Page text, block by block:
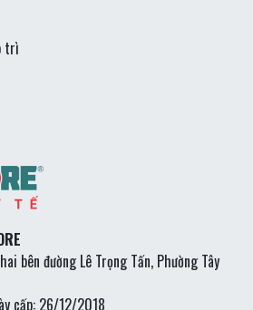
trì
bên đường Lê Trọng Tấn, Phường Tây
cấp: 26/12/2018